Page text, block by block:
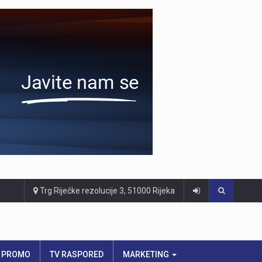
Trg Riječke rezolucije 3, 51000 Rijeka
PROMO TV RASPORED MARKETING